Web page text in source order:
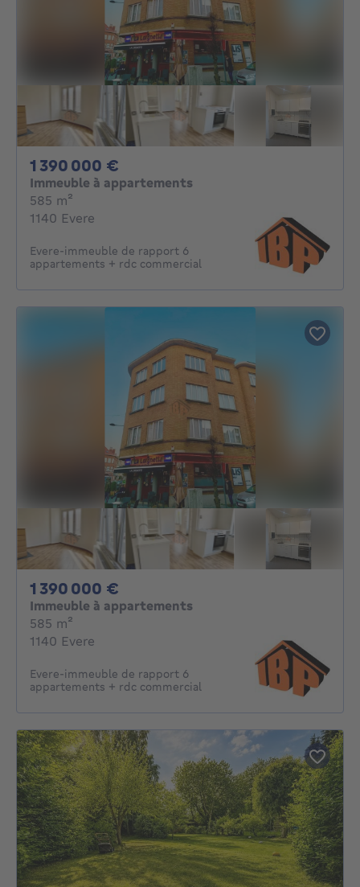
1 390 000 €
Immeuble à appartements
585 m²
1140 Evere
Evere-immeuble de rapport 6
appartements + rdc commercial
1 390 000 €
Immeuble à appartements
585 m²
1140 Evere
Evere-immeuble de rapport 6
appartements + rdc commercial